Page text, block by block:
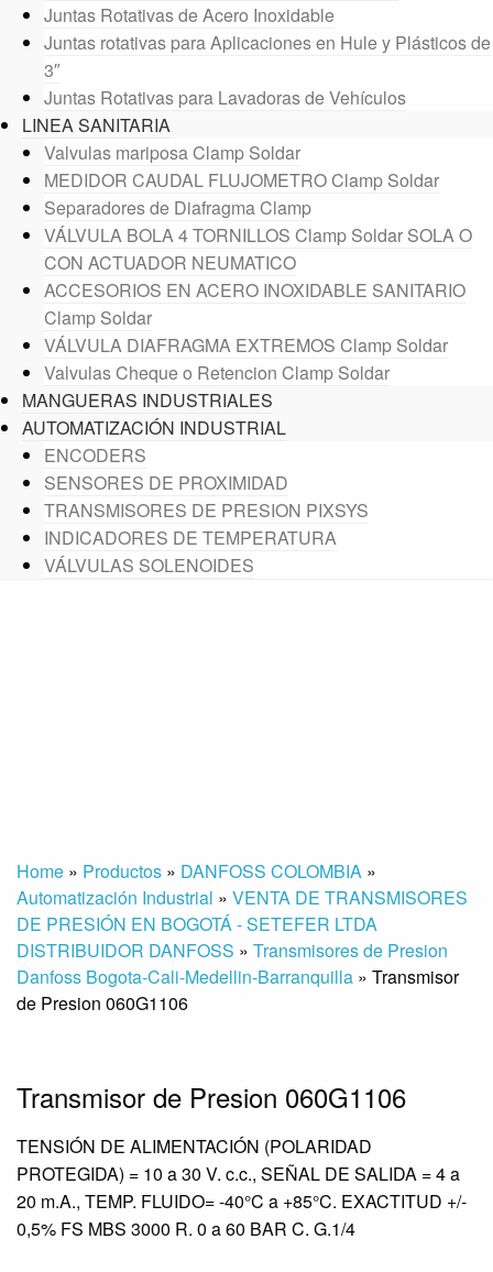
Juntas Rotativas de Acero Inoxidable
Juntas rotativas para Aplicaciones en Hule y Plásticos de
3″
Juntas Rotativas para Lavadoras de Vehículos
LINEA SANITARIA
Valvulas mariposa Clamp Soldar
MEDIDOR CAUDAL FLUJOMETRO Clamp Soldar
Separadores de Diafragma Clamp
VÁLVULA BOLA 4 TORNILLOS Clamp Soldar SOLA O
CON ACTUADOR NEUMATICO
ACCESORIOS EN ACERO INOXIDABLE SANITARIO
Clamp Soldar
VÁLVULA DIAFRAGMA EXTREMOS Clamp Soldar
Valvulas Cheque o Retencion Clamp Soldar
MANGUERAS INDUSTRIALES
AUTOMATIZACIÓN INDUSTRIAL
ENCODERS
SENSORES DE PROXIMIDAD
TRANSMISORES DE PRESION PIXSYS
INDICADORES DE TEMPERATURA
VÁLVULAS SOLENOIDES
Home » Productos » DANFOSS COLOMBIA »
Automatización Industrial » VENTA DE TRANSMISORES
DE PRESIÓN EN BOGOTÁ - SETEFER LTDA
DISTRIBUIDOR DANFOSS » Transmisores de Presion
Danfoss Bogota-Cali-Medellin-Barranquilla » Transmisor
de Presion 060G1106
Transmisor de Presion 060G1106
TENSIÓN DE ALIMENTACIÓN (POLARIDAD
PROTEGIDA) = 10 a 30 V. c.c., SEÑAL DE SALIDA = 4 a
20 m.A., TEMP. FLUIDO= -40°C a +85°C. EXACTITUD +/-
0,5% FS MBS 3000 R. 0 a 60 BAR C. G.1/4